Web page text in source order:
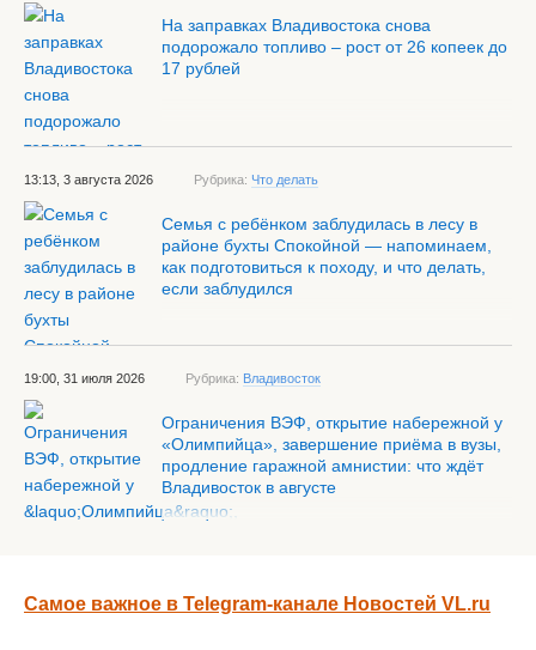
На заправках Владивостока снова
подорожало топливо – рост от 26 копеек до
17 рублей
13:13, 3 августа 2026 Рубрика: Что делать
Семья с ребёнком заблудилась в лесу в
районе бухты Спокойной — напоминаем,
как подготовиться к походу, и что делать,
если заблудился
19:00, 31 июля 2026 Рубрика: Владивосток
Ограничения ВЭФ, открытие набережной у
«Олимпийца», завершение приёма в вузы,
продление гаражной амнистии: что ждёт
Владивосток в августе
Самое важное в Telegram-канале Новостей VL.ru